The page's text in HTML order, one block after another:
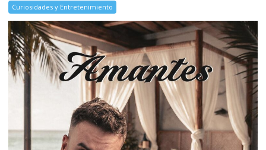
Curiosidades y Entretenimiento